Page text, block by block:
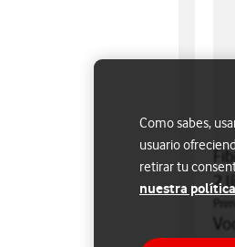
2
Como sabes,
usuario
retirar tu
nuestra